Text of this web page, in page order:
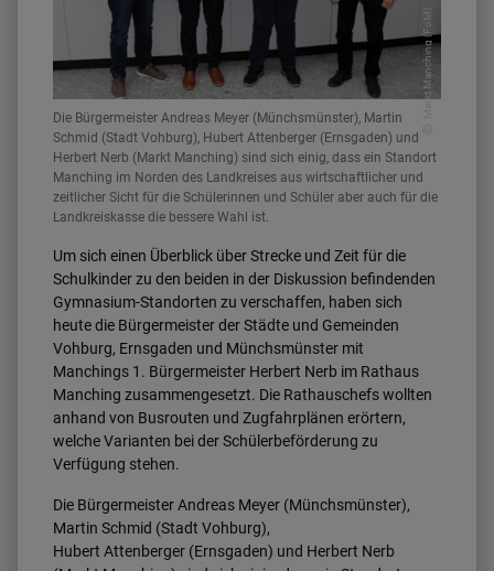
Markt Manching (FoM)
Die Bürgermeister Andreas Meyer (Münchsmünster), Martin
Schmid (Stadt Vohburg), Hubert Attenberger (Ernsgaden) und
Herbert Nerb (Markt Manching) sind sich einig, dass ein Standort
Manching im Norden des Landkreises aus wirtschaftlicher und
zeitlicher Sicht für die Schülerinnen und Schüler aber auch für die
Landkreiskasse die bessere Wahl ist.
Um sich einen Überblick über Strecke und Zeit für die
Schulkinder zu den beiden in der Diskussion befindenden
Gymnasium-Standorten zu verschaffen, haben sich
heute die Bürgermeister der Städte und Gemeinden
Vohburg, Ernsgaden und Münchsmünster mit
Manchings 1. Bürgermeister Herbert Nerb im Rathaus
Manching zusammengesetzt. Die Rathauschefs wollten
anhand von Busrouten und Zugfahrplänen erörtern,
welche Varianten bei der Schülerbeförderung zu
Verfügung stehen.
Die Bürgermeister Andreas Meyer (Münchsmünster),
Martin Schmid (Stadt Vohburg),
Hubert Attenberger (Ernsgaden) und Herbert Nerb